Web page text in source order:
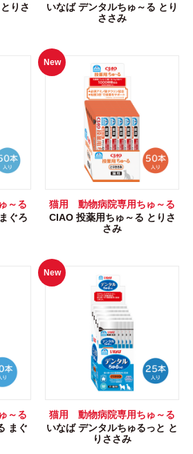
りさ
いなば デンタルちゅ～る とり
ささみ
～る
ぐろ
New
猫用 動物病院専用ちゅ～る
CIAO 投薬用ちゅ～る とりさ
さみ
～る
まぐ
New
猫用 動物病院専用ちゅ～る
いなば デンタルちゅるっと と
りささみ